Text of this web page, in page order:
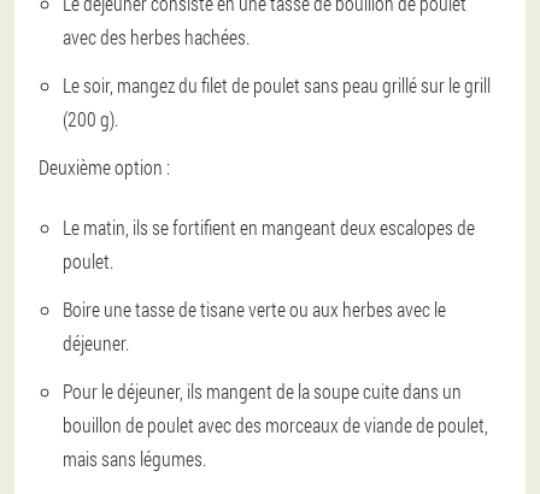
avec des herbes hachées.
Le soir, mangez du filet de poulet sans peau grillé sur le grill
(200 g).
Deuxième option :
Le matin, ils se fortifient en mangeant deux escalopes de
poulet.
Boire une tasse de tisane verte ou aux herbes avec le
déjeuner.
Pour le déjeuner, ils mangent de la soupe cuite dans un
bouillon de poulet avec des morceaux de viande de poulet,
mais sans légumes.